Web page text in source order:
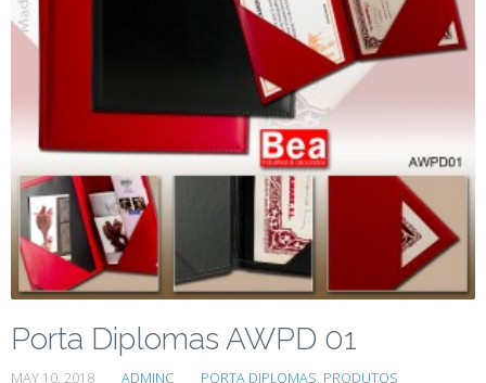
Porta Diplomas AWPD 01
MAY 10, 2018 ADMINC PORTA DIPLOMAS, PRODUTOS